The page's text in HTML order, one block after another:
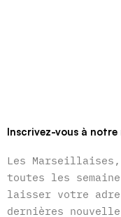
Inscrivez-vous à
Les
toutes les
laisser votre
dernières